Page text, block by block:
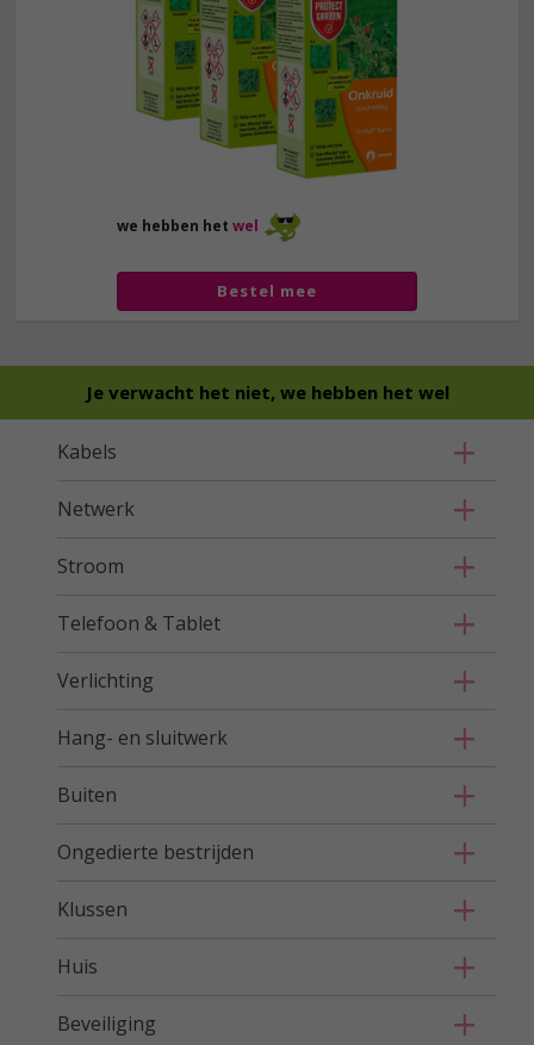
we hebben het wel
Bestel mee
Je verwacht het niet, we hebben het wel
Kabels
Netwerk
Stroom
Telefoon & Tablet
Verlichting
Hang- en sluitwerk
Buiten
Ongedierte bestrijden
Klussen
Huis
Beveiliging